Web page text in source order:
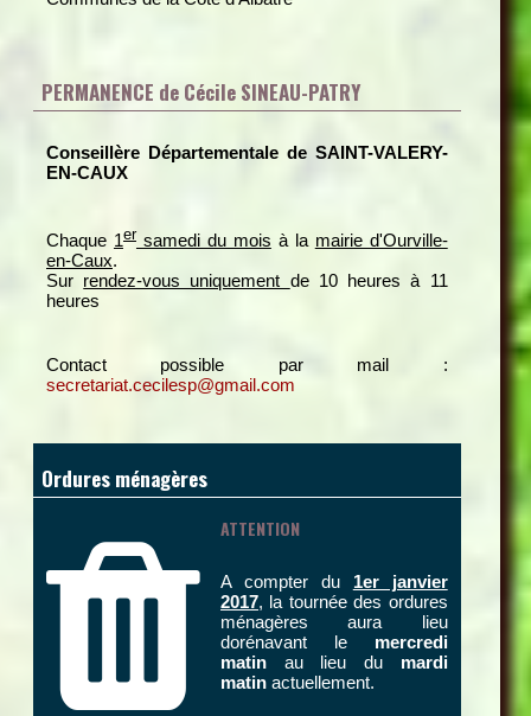
PERMANENCE de Cécile SINEAU-PATRY
Conseillère Départementale de SAINT-VALERY-
EN-CAUX
Chaque 1ersamedi du mois à la mairie d'Ourville-
en-Caux.
Sur rendez-vous uniquement de 10 heures à 11
heures
Contact possible par mail :
secretariat.cecilesp@gmail.com
Ordures ménagères
ATTENTION
A compter du 1er janvier
2017, la tournée des ordures
ménagères aura lieu
dorénavant le mercredi
matin au lieu du mardi
matin actuellement.